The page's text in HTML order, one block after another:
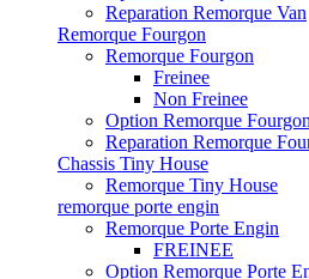
Reparation Remorque Van
Remorque Fourgon
Remorque Fourgon
Freinee
Non Freinee
Option Remorque Fourgon
Reparation Remorque
Chassis Tiny House
Remorque Tiny House
remorque porte engin
Remorque Porte Engin
FREINEE
Option Remorque Porte